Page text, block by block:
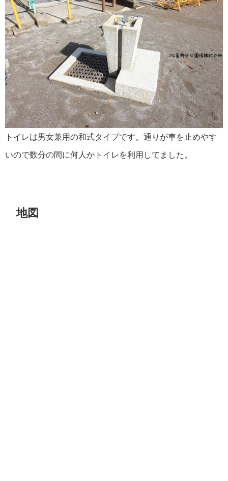
トイレは男女兼用の和式タイプです。通りが車を止めやす
いので数分の間に何人かトイレを利用してました。
地図